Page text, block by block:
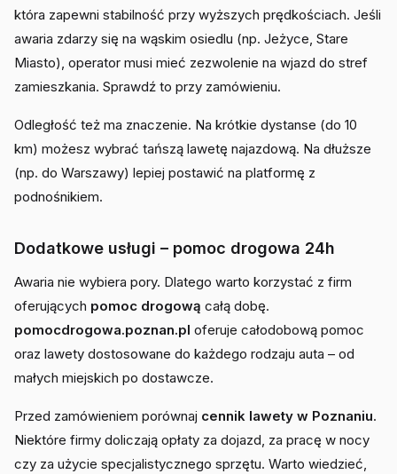
która zapewni stabilność przy wyższych prędkościach. Jeśli
awaria zdarzy się na wąskim osiedlu (np. Jeżyce, Stare
Miasto), operator musi mieć zezwolenie na wjazd do stref
zamieszkania. Sprawdź to przy zamówieniu.
Odległość też ma znaczenie. Na krótkie dystanse (do 10
km) możesz wybrać tańszą lawetę najazdową. Na dłuższe
(np. do Warszawy) lepiej postawić na platformę z
podnośnikiem.
Dodatkowe usługi – pomoc drogowa 24h
Awaria nie wybiera pory. Dlatego warto korzystać z firm
oferujących pomoc drogową całą dobę.
pomocdrogowa.poznan.pl oferuje całodobową pomoc
oraz lawety dostosowane do każdego rodzaju auta – od
małych miejskich po dostawcze.
Przed zamówieniem porównaj cennik lawety w Poznaniu.
Niektóre firmy doliczają opłaty za dojazd, za pracę w nocy
czy za użycie specjalistycznego sprzętu. Warto wiedzieć,